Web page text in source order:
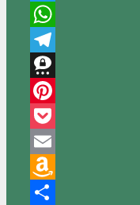
Twitter
WhatsApp
Telegram
Threema
Pinterest
Pocket
Email
Amazon